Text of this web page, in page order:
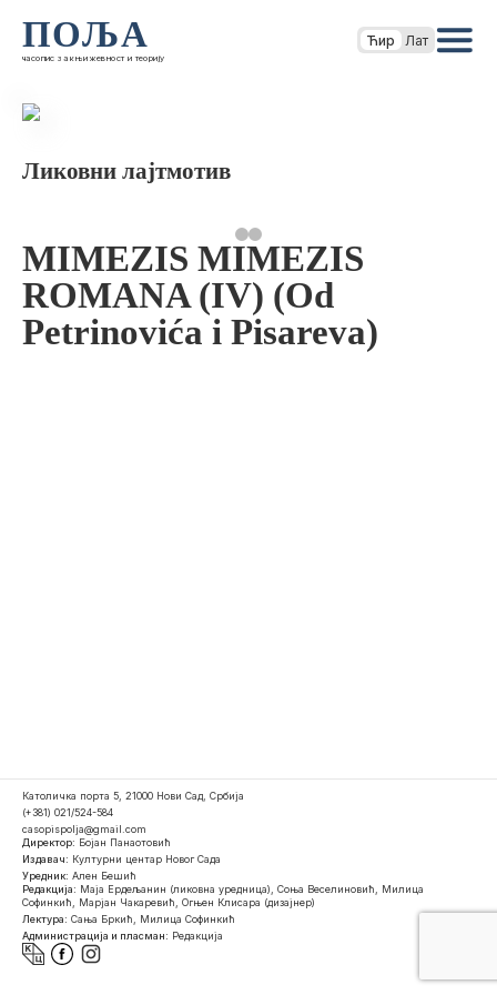
ПОЉА
часопис за књижевност и теорију
Ћир Лат
Ликовни лајтмотив
MIMEZIS MIMEZIS
ROMANA (IV) (Od
Petrinovića i Pisareva)
Католичка порта 5, 21000 Нови Сад, Србија
(+381) 021/524-584
casopispolja@gmail.com
Директор: Бојан Панаотовић
Издавач: Културни центар Новог Сада
Уредник: Ален Бешић
Редакција: Маја Ердељанин (ликовна уредница), Соња Веселиновић, Милица
Софинкић, Марјан Чакаревић, Огњен Клисара (дизајнер)
Лектура: Сања Бркић, Милица Софинкић
Администрација и пласман: Редакција